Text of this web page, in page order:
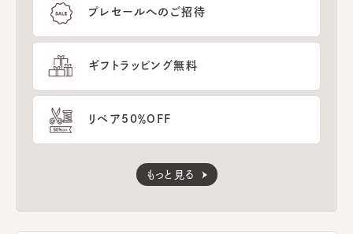
プレセールへのご招待
ギフトラッピング無料
リペア50％OFF
もっと見る